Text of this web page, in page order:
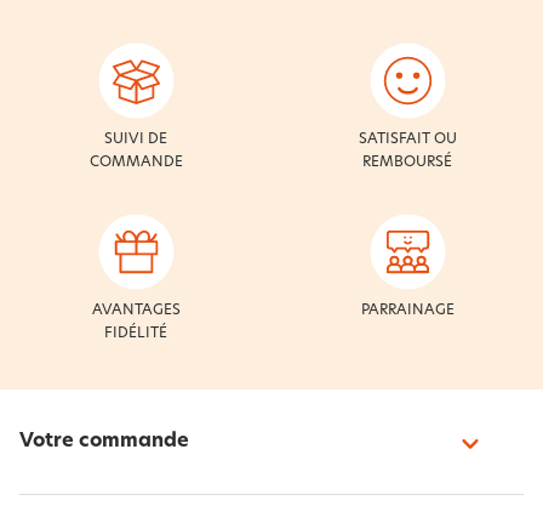
SUIVI DE
COMMANDE
SATISFAIT OU
REMBOURSÉ
AVANTAGES
FIDÉLITÉ
PARRAINAGE
Votre commande